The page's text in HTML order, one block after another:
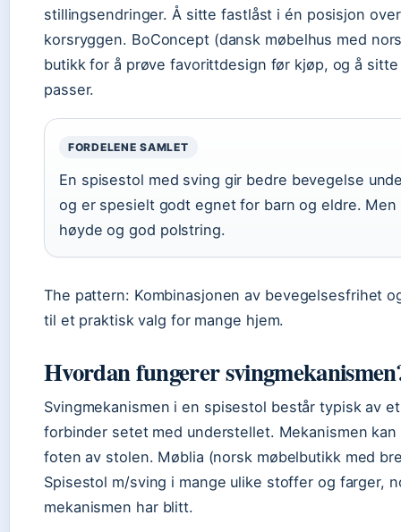
stillingsendringer. Å sitte fastlåst i én posisjon
korsryggen. BoConcept (dansk møbelhus med
butikk for å prøve favorittdesign før kjøp, og å
passer.
FORDELENE SAMLET
En spisestol med sving gir bedre bevegelse
og er spesielt godt egnet for barn og eldre.
høyde og god polstring.
The pattern: Kombinasjonen av bevegelsesfrihet
til et praktisk valg for mange hjem.
Hvordan fungerer
Svingmekanismen i en spisestol består typisk av
forbinder setet med understellet. Mekanismen
foten av stolen. Møblia (norsk møbelbutikk med
Spisestol m/sving i mange ulike stoffer og farger,
mekanismen har blitt.